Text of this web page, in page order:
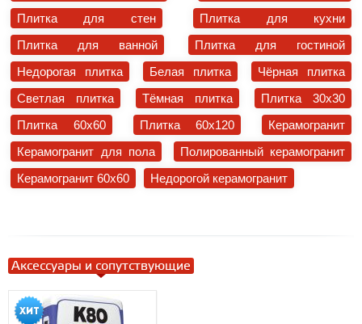
Плитка для стен
Плитка для кухни
Плитка для ванной
Плитка для гостиной
Недорогая плитка
Белая плитка
Чёрная плитка
Светлая плитка
Тёмная плитка
Плитка 30x30
Плитка 60x60
Плитка 60x120
Керамогранит
Керамогранит для пола
Полированный керамогранит
Керамогранит 60x60
Недорогой керамогранит
Аксессуары и сопутствующие